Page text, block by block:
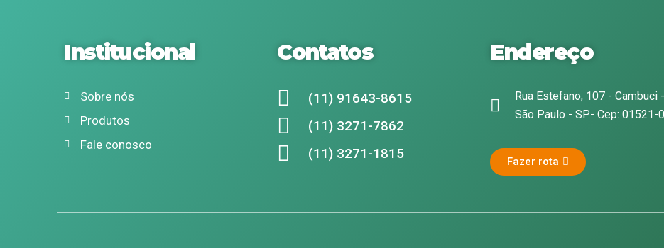
Institucional
Sobre nós
Produtos
Fale conosco
Contatos
(11) 91643-8615
(11) 3271-7862
(11) 3271-1815
Endereço
Rua Estefano, 107 - Cambuci -
São Paulo - SP- Cep: 01521-
Fazer rota